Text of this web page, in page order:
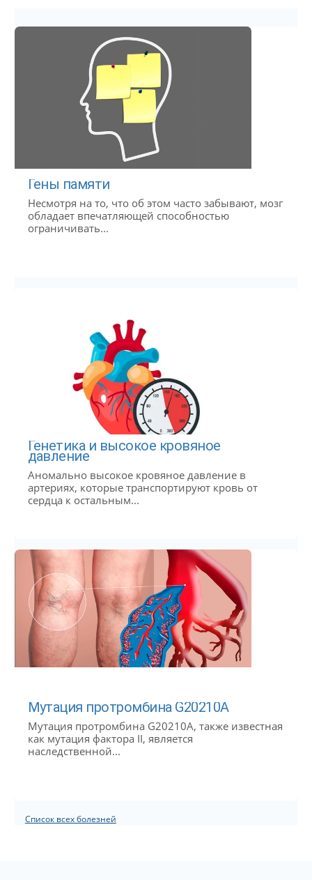
Гены памяти
Несмотря на то, что об этом часто забывают, мозг
обладает впечатляющей способностью
ограничивать...
Генетика и высокое кровяное
давление
Аномально высокое кровяное давление в
артериях, которые транспортируют кровь от
сердца к остальным...
Мутация протромбина G20210A
Мутация протромбина G20210A, также известная
как мутация фактора II, является
наследственной...
Список всех болезней